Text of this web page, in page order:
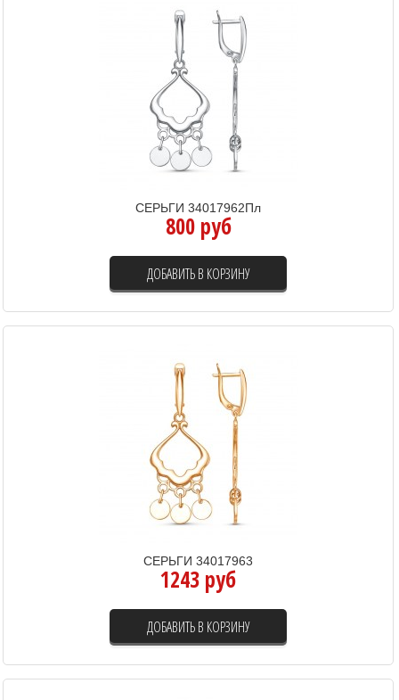
СЕРЬГИ 34017962Пл
800 руб
ДОБАВИТЬ В КОРЗИНУ
СЕРЬГИ 34017963
1243 руб
ДОБАВИТЬ В КОРЗИНУ